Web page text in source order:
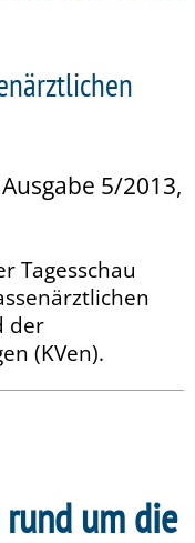
5/2013,
Tagesschau
der
(KVen).
um die